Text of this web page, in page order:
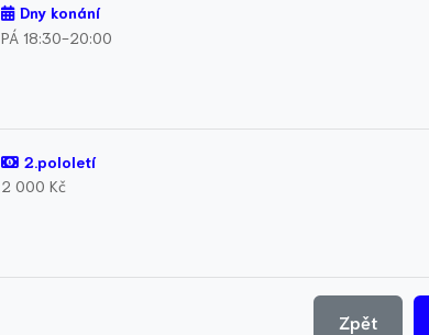
Dny konání
PÁ 18:30-20:00
2.pololetí
2 000 Kč
Zpět